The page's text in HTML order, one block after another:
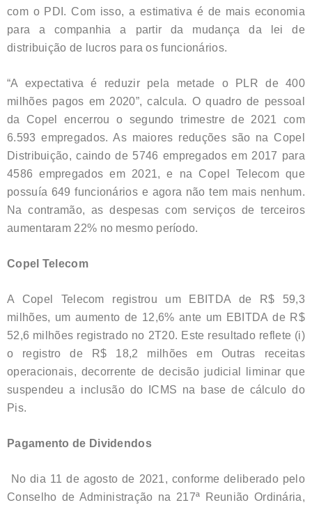
com o PDI. Com isso, a estimativa é de mais economia
para a companhia a partir da mudança da lei de
distribuição de lucros para os funcionários.
“A expectativa é reduzir pela metade o PLR de 400
milhões pagos em 2020”, calcula. O quadro de pessoal
da Copel encerrou o segundo trimestre de 2021 com
6.593 empregados. As maiores reduções são na Copel
Distribuição, caindo de 5746 empregados em 2017 para
4586 empregados em 2021, e na Copel Telecom que
possuía 649 funcionários e agora não tem mais nenhum.
Na contramão, as despesas com serviços de terceiros
aumentaram 22% no mesmo período.
Copel Telecom
A Copel Telecom registrou um EBITDA de R$ 59,3
milhões, um aumento de 12,6% ante um EBITDA de R$
52,6 milhões registrado no 2T20. Este resultado reflete (i)
o registro de R$ 18,2 milhões em Outras receitas
operacionais, decorrente de decisão judicial liminar que
suspendeu a inclusão do ICMS na base de cálculo do
Pis.
Pagamento de Dividendos
No dia 11 de agosto de 2021, conforme deliberado pelo
Conselho de Administração na 217ª Reunião Ordinária,